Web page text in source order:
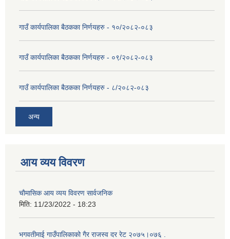
गाउँ कार्यपालिका बैठकका निर्णयहरु - १०/२०८२-०८३
गाउँ कार्यपालिका बैठकका निर्णयहरु - ०९/२०८२-०८३
गाउँ कार्यपालिका बैठकका निर्णयहरु - ८/२०८२-०८३
अन्य
आय व्यय विवरण
चाैमासिक आय व्यय विवरण सार्वजनिक
मिति: 11/23/2022 - 18:23
भगवतीमाई गाउँपालिकाको गैर राजस्व दर रेट २०७५।०७६ .